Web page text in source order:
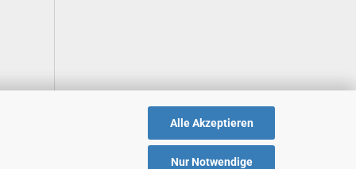
Alle Akzeptieren
Nur Notwendige